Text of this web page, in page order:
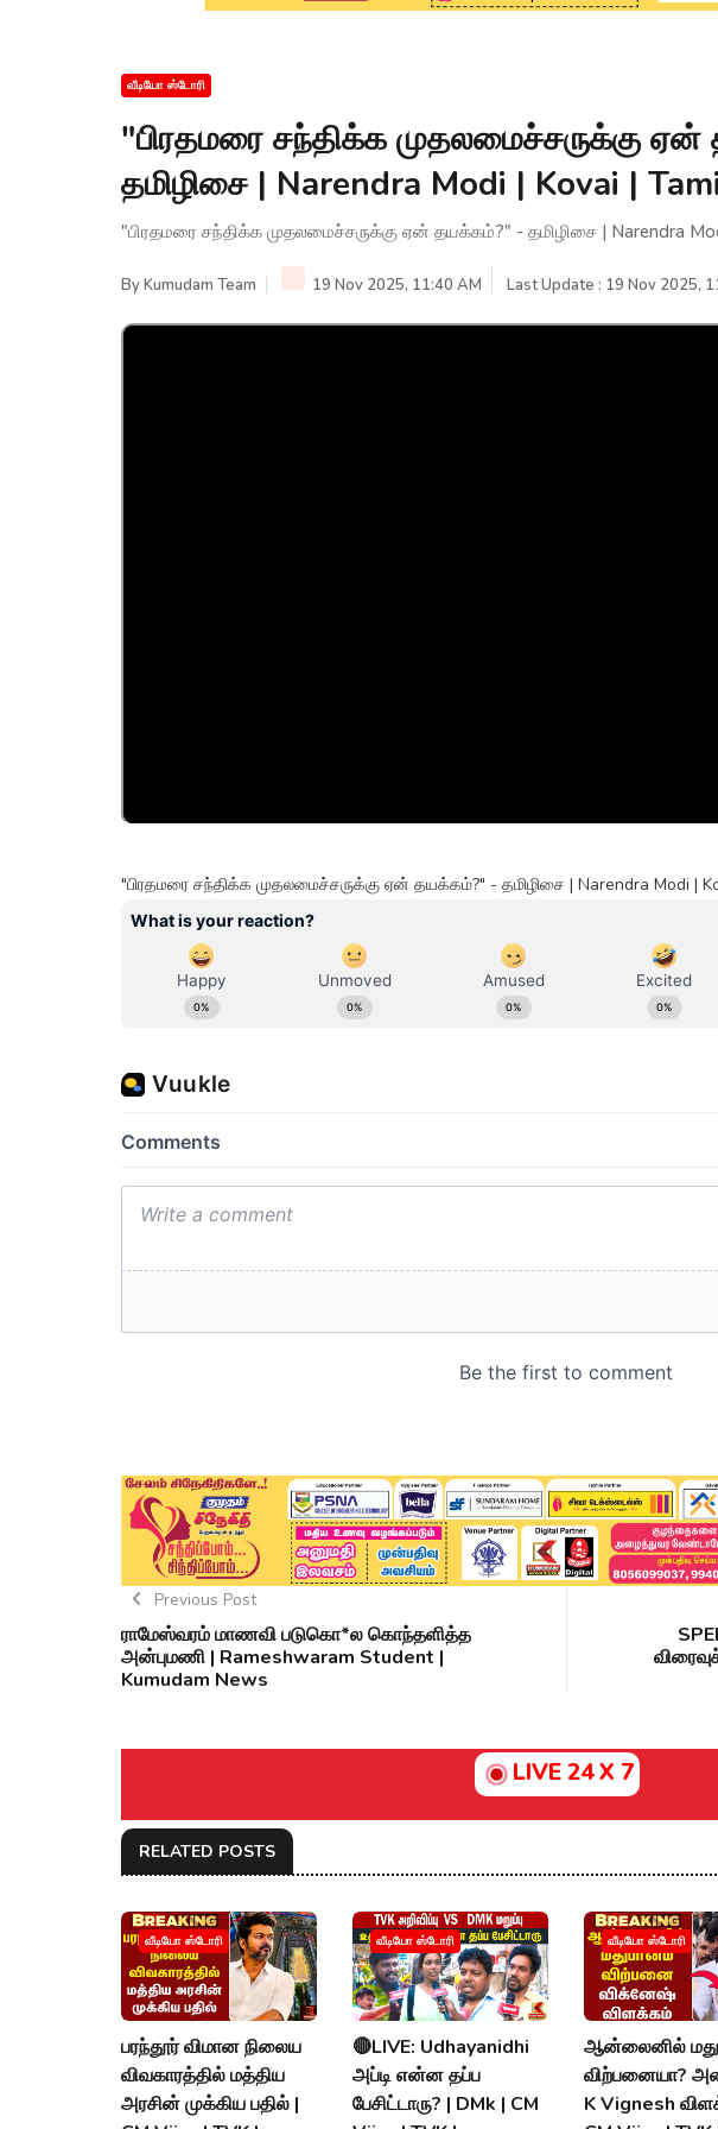
வீடியோ ஸ்டோரி
"பிரதமரை சந்திக்க முதலமைச்சருக்கு
தமிழிசை | Narendra Modi | Kovai |
"பிரதமரை சந்திக்க முதலமைச்சருக்கு ஏன் தயக்கம்?" - தமிழிசை | Narendra
ByKumudam Team 19 Nov 2025, 11:40 AM Last Update : 19 Nov 2025,
"பிரதமரை சந்திக்க முதலமைச்சருக்கு ஏன் தயக்கம்?" - தமிழிசை | Narendra Modi |
Previous Post
ராமேஸ்வரம் மாணவி படுகொ*ல கொந்தளித்த
அன்புமணி | Rameshwaram Student |
Kumudam News
LIVE 24 X 7
RELATED POSTS
வீடியோ ஸ்டோரி
பரந்தூர் விமான நிலைய
விவகாரத்தில் மத்திய
அரசின் முக்கிய பதில் |
வீடியோ ஸ்டோரி
🔴LIVE: Udhayanidhi
அப்டி என்ன தப்ப
பேசிட்டாரு? | DMk | CM
வீடியோ ஸ்டோரி
ஆன்லைனில்
விற்பனையா?
K Vignesh